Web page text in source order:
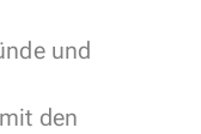
und
den